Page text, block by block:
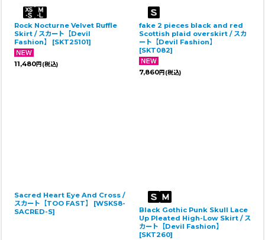
Rock Nocturne Velvet Ruffle
Skirt / スカート【Devil
Fashion】
[SKT25101]
11,480円 (税込)
fake 2 pieces black and red
Scottish plaid overskirt / スカ
ート【Devil Fashion】
[SKT082]
7,860円 (税込)
Sacred Heart Eye And Cross /
スカート【TOO FAST】
[WSKS8-
SACRED-S]
Black Gothic Punk Skull Lace
Up Pleated High-Low Skirt / ス
カート【Devil Fashion】
[SKT260]